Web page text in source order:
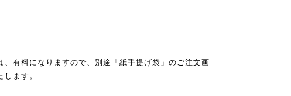
有料になりますので、別途「紙手提げ袋」のご注文画
ます。